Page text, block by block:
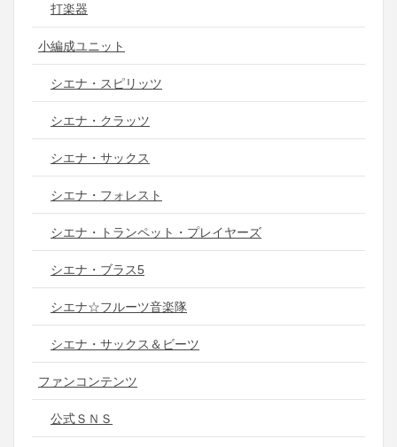
打楽器
小編成ユニット
シエナ・スピリッツ
シエナ・クラッツ
シエナ・サックス
シエナ・フォレスト
シエナ・トランペット・プレイヤーズ
シエナ・ブラス5
シエナ☆フルーツ音楽隊
シエナ・サックス＆ビーツ
ファンコンテンツ
公式ＳＮＳ